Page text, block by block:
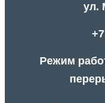
ул.
Режим